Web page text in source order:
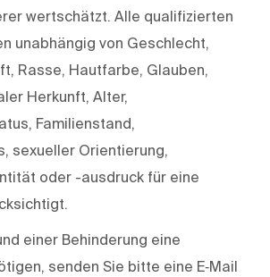
wertschätzt. Alle qualifizierten
unabhängig von Geschlecht,
Rasse, Hautfarbe, Glauben,
Herkunft, Alter,
Familienstand,
sexueller Orientierung,
oder -ausdruck für eine
einer Behinderung eine
senden Sie bitte eine E‑Mail